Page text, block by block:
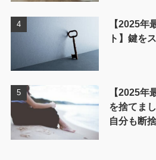
【2025年
ト】鍵を
【2025年
を捨てま
自分も断